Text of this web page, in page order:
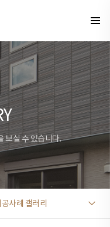
보실 수 있습니다.
사례 갤러리